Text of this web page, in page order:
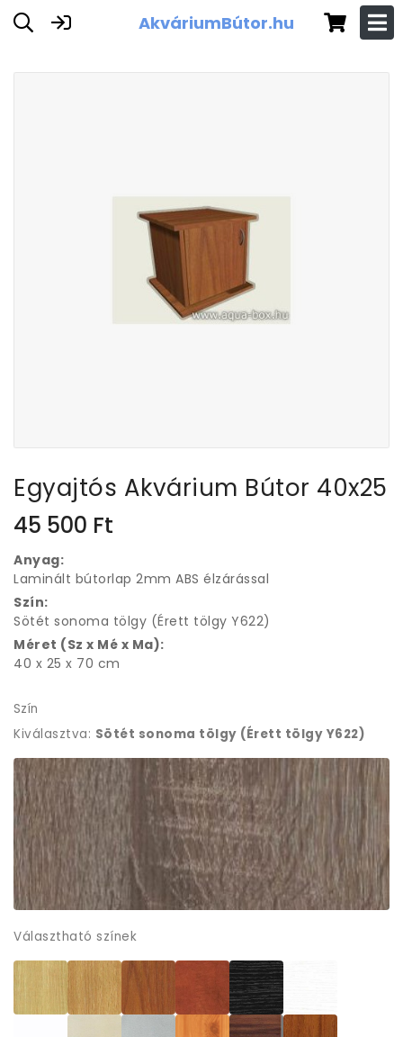
AkváriumBútor.hu
Egyajtós Akvárium Bútor 40x25
45 500 Ft
Anyag:
Laminált bútorlap 2mm ABS élzárással
Szín:
Sötét sonoma tölgy (Érett tölgy Y622)
Méret (Sz x Mé x Ma):
40 x 25 x 70 cm
Szín
Kiválasztva: Sötét sonoma tölgy (Érett tölgy Y622)
Választható színek